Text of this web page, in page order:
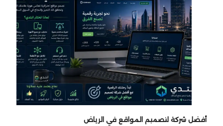
أفضل شركة لتصميم المواقع في الرياض